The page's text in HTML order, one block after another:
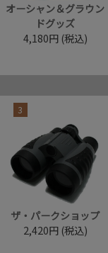
オーシャン＆グラウン
ドグッズ
4,180円 (税込)
3
ザ・パークショップ
2,420円 (税込)